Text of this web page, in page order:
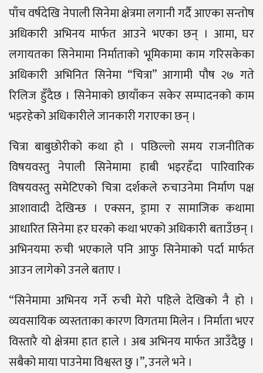
पाँच वर्षदेखि नेपाली सिनेमा क्षेत्रमा लगानी गर्दै आएका सन्तोष
अधिकारी अभिनय मार्फत आउने भएका छन् । आमा, घर
लगायतका सिनेमामा निर्माताको भूमिकामा काम गरिसकेका
अधिकारी अभिनित सिनेमा “चित्रा” आगामी पौष २७ गते
रिलिज हुँदैछ । सिनेमाको छायाँकन सकेर सम्पादनको काम
भइरहेको अधिकारीले जानकारी गराएका छन् ।
चित्रा बाबुछोरीको कथा हो । पछिल्लो समय राजनीतिक
विषयवस्तु नेपाली सिनेमामा हाबी भइरहँदा पारिवारिक
विषयवस्तु समेटिएको चित्रा दर्शकले रुचाउनेमा निर्माण पक्ष
आशावादी देखिन्छ । एक्सन, ड्रामा र सामाजिक कथामा
आधारित सिनेमा हर घरको कथा भएको अधिकारी बताउँछन् ।
अभिनयमा रुची भएकाले पनि आफु सिनेमाको पर्दा मार्फत
आउन लागेको उनले बताए ।
“सिनेमामा अभिनय गर्ने रुची मेरो पहिले देखिको नै हो ।
व्यवसायिक व्यस्तताका कारण विगतमा मिलेन । निर्माता भएर
विस्तारै यो क्षेत्रमा हात हाले । अब अभिनय मार्फत आउँदैछु ।
सबैको माया पाउनेमा विश्वस्त छु ।”, उनले भने ।